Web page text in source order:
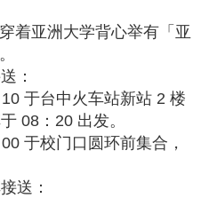
着亚洲大学背心举有「亚
：
于台中火车站新站 2 楼
08：20 出发。
于校门口圆环前集合，
送：